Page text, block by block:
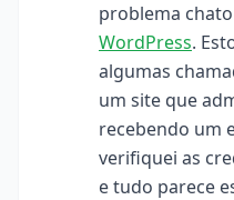
problema chato
WordPress.
algumas
um site que
recebendo um
verifiquei as
e tudo parece